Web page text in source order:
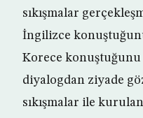
sıkışmalar
İngilizce
Korece konuştuğunu
diyalogdan ziyade
sıkışmalar ile